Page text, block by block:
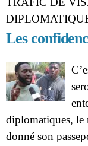
Les
diplomatiques, le
donné son